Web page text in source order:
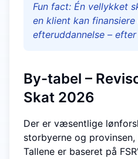
Fun fact: Én vellykket
en klient kan finansiere
efteruddannelse –
By-tabel –
Skat 2026
Der er væsentlige
storbyerne og
Tallene er baseret på